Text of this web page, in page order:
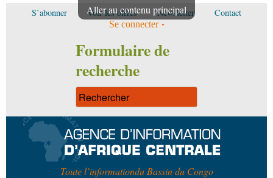
Aller au contenu principal
S’abonner Voir les offres Newsletter Contact
Se connecter
Formulaire de
recherche
Toute l’informationdu Bassin du Congo